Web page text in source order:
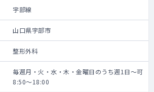
宇部線
山口県宇部市
整形外科
毎週月・火・水・木・金曜日のうち週1日～可
8:50～18:00